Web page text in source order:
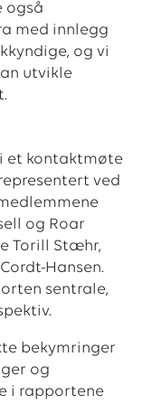
også
med innlegg
og vi
utvikle
et kontaktmøte
ved
og Roar
Torill Stæhr,
Hansen.
sentrale,
bekymringer
og
i rapportene